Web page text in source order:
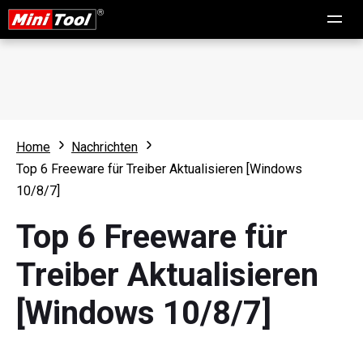
Home
Nachrichten
Top 6 Freeware für Treiber Aktualisieren [Windows
10/8/7]
Top 6 Freeware für
Treiber Aktualisieren
[Windows 10/8/7]